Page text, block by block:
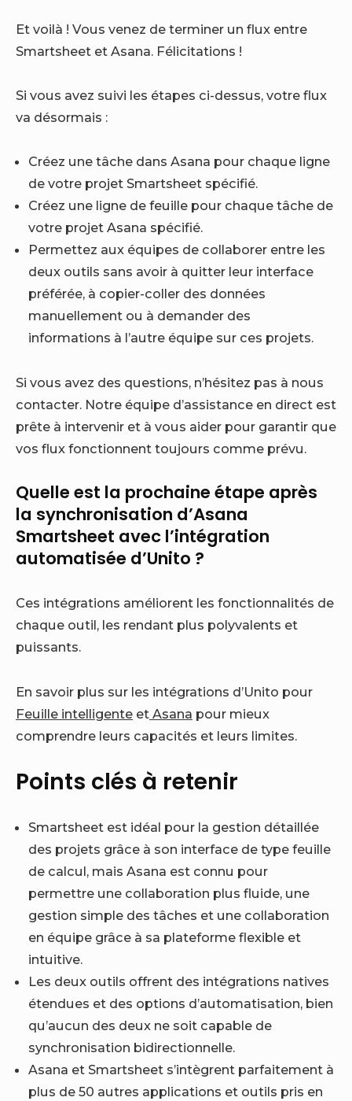
Et voilà ! Vous venez de terminer un flux entre
Smartsheet et Asana. Félicitations !
Si vous avez suivi les étapes ci-dessus, votre flux
va désormais :
Créez une tâche dans Asana pour chaque ligne
de votre projet Smartsheet spécifié.
Créez une ligne de feuille pour chaque tâche de
votre projet Asana spécifié.
Permettez aux équipes de collaborer entre les
deux outils sans avoir à quitter leur interface
préférée, à copier-coller des données
manuellement ou à demander des
informations à l’autre équipe sur ces projets.
Si vous avez des questions, n’hésitez pas à nous
contacter. Notre équipe d’assistance en direct est
prête à intervenir et à vous aider pour garantir que
vos flux fonctionnent toujours comme prévu.
Quelle est la prochaine étape après
la synchronisation d’Asana
Smartsheet avec l’intégration
automatisée d’Unito ?
Ces intégrations améliorent les fonctionnalités de
chaque outil, les rendant plus polyvalents et
puissants.
En savoir plus sur les intégrations d’Unito pour
Feuille intelligente et Asana pour mieux
comprendre leurs capacités et leurs limites.
Points clés à retenir
Smartsheet est idéal pour la gestion détaillée
des projets grâce à son interface de type feuille
de calcul, mais Asana est connu pour
permettre une collaboration plus fluide, une
gestion simple des tâches et une collaboration
en équipe grâce à sa plateforme flexible et
intuitive.
Les deux outils offrent des intégrations natives
étendues et des options d’automatisation, bien
qu’aucun des deux ne soit capable de
synchronisation bidirectionnelle.
Asana et Smartsheet s’intègrent parfaitement à
plus de 50 autres applications et outils pris en